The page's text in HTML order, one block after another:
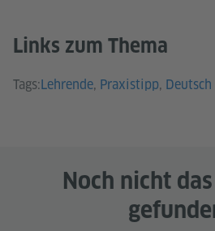
Links zum Thema
Lehrende, Praxistipp,
Noch nicht